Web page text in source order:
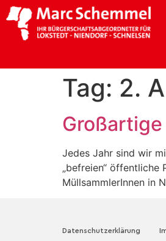
Tag: 2.
Jedes Jahr sind wir
„befreien“
MüllsammlerInnen in
Datenschutzerklärung